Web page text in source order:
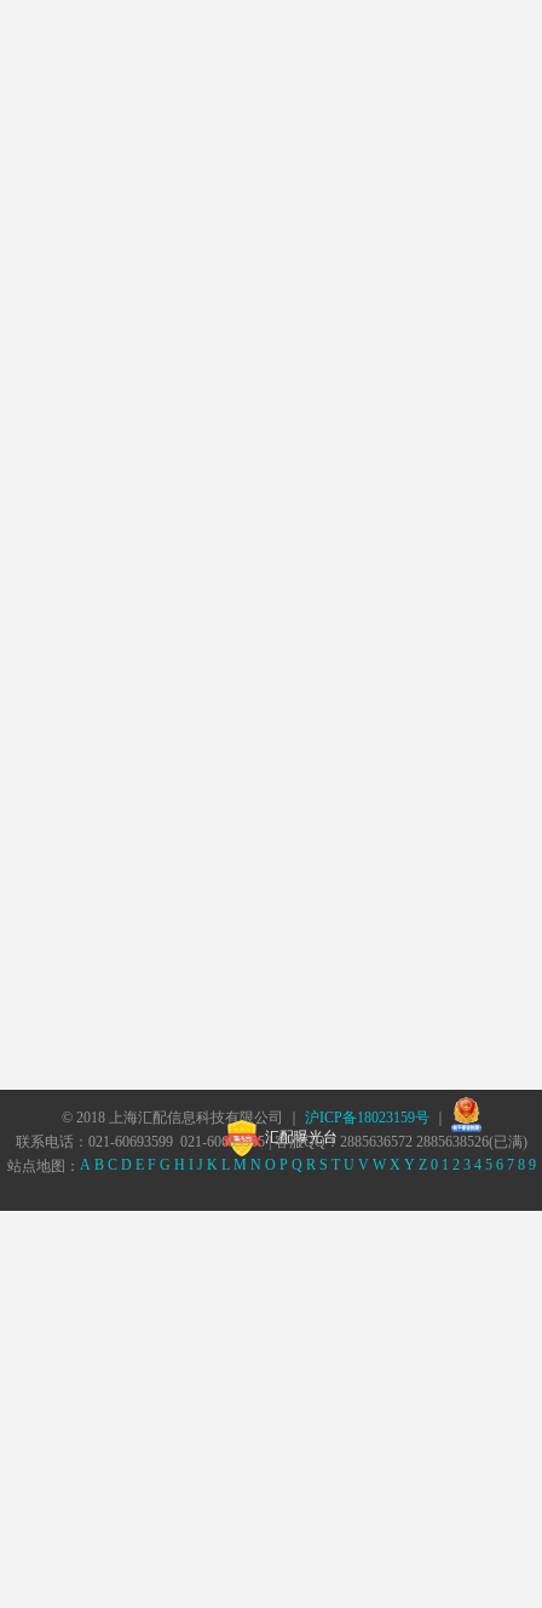
© 2018 上海汇配信息科技有限公司 ｜ 沪ICP备18023159号｜
汇配曝光台
联系电话：021-60693599 021-60693555 | 客服QQ：2885636572 2885638526(已满)
站点地图： A B C D E F G H I J K L M N O P Q R S T U V W X Y Z 0 1 2 3 4 5 6 7 8 9